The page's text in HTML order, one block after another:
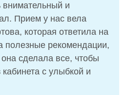
и
Прием у нас вела
которая ответила на
полезные рекомендации,
сделала все, чтобы
с улыбкой и